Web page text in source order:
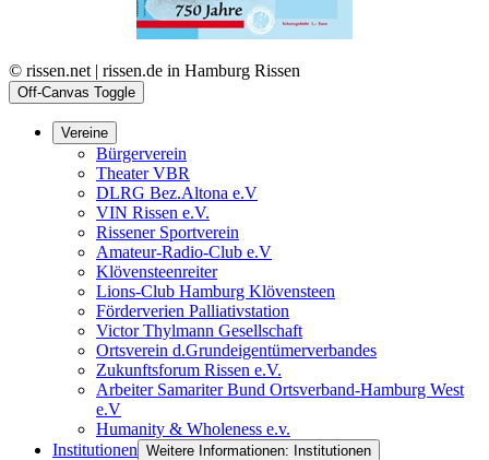
© rissen.net | rissen.de in Hamburg Rissen
Off-Canvas Toggle
Vereine
Bürgerverein
Theater VBR
DLRG Bez.Altona e.V
VIN Rissen e.V.
Rissener Sportverein
Amateur-Radio-Club e.V
Klövensteenreiter
Lions-Club Hamburg Klövensteen
Förderverien Palliativstation
Victor Thylmann Gesellschaft
Ortsverein d.Grundeigentümerverbandes
Zukunftsforum Rissen e.V.
Arbeiter Samariter Bund Ortsverband-Hamburg West
e.V
Humanity & Wholeness e.v.
Institutionen Weitere Informationen: Institutionen